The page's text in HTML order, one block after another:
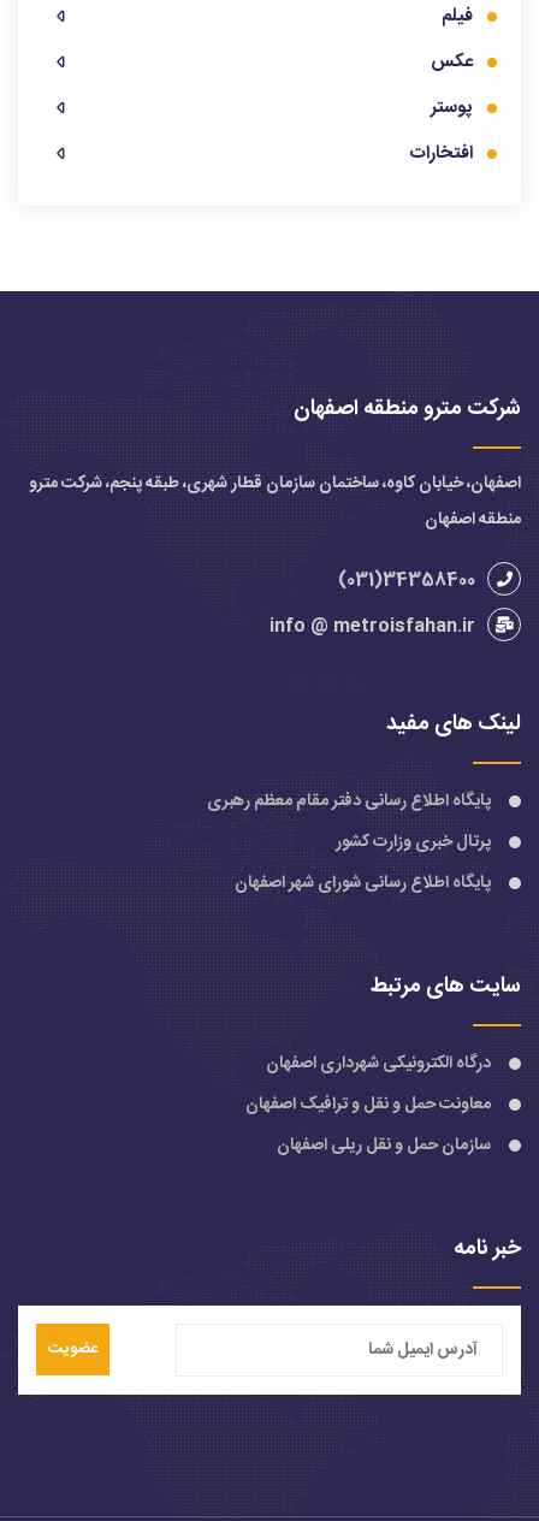
فیلم
عکس
پوستر
افتخارات
شرکت مترو منطقه اصفهان
اصفهان، خیابان کاوه، ساختمان سازمان قطار شهری، طبقه پنجم، شرکت مترو
منطقه اصفهان
34358400(031)
info @ metroisfahan.ir
لینک های مفید
پایگاه اطلاع رسانی دفتر مقام معظم رهبری
پرتال خبری وزارت کشور
پایگاه اطلاع رسانی شورای شهر اصفهان
سایت های مرتبط
درگاه الکترونیکی شهرداری اصفهان
معاونت حمل و نقل و ترافیک اصفهان
سازمان حمل و نقل ریلی اصفهان
خبر نامه
عضویت